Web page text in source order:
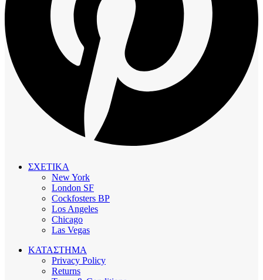
ΣΧΕΤΙΚΑ
New York
London SF
Cockfosters BP
Los Angeles
Chicago
Las Vegas
ΚΑΤΑΣΤΗΜΑ
Privacy Policy
Returns